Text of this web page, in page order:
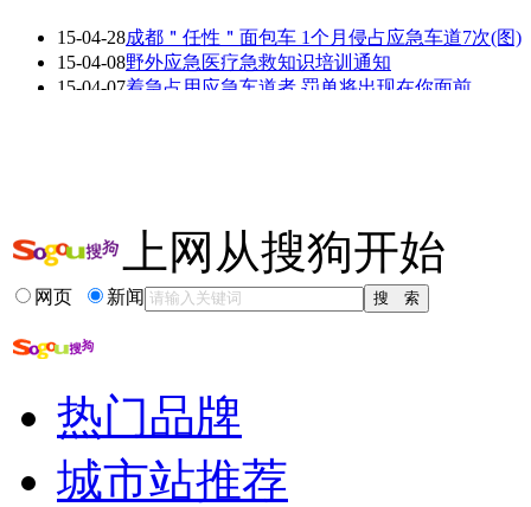
看赛车宝贝争奇斗
艳
车模美腿爆乳无惧
走光
15-04-28成都＂任性＂面包车 1个月侵占应急车道7次(图)
15-04-08野外应急医疗急救知识培训通知
15-04-07着急占用应急车道者 罚单将出现在你面前
相关推荐
救护车声音mp3
如何举报侵占应急...
wwe救护车大赛
救护车拉病人坠崖
救护车价格
上网从搜狗开始
网页 新闻
热门品牌
城市站推荐